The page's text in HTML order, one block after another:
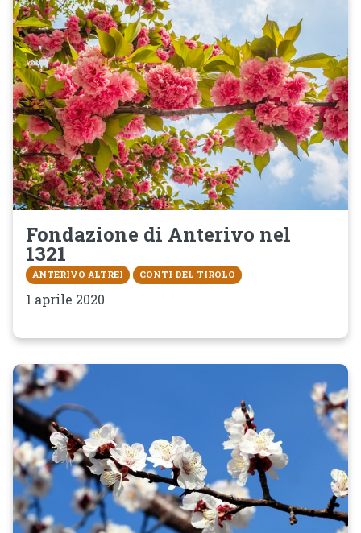
Fondazione di Anterivo nel
1321
ANTERIVO ALTREI CONTI DEL TIROLO
1 aprile 2020